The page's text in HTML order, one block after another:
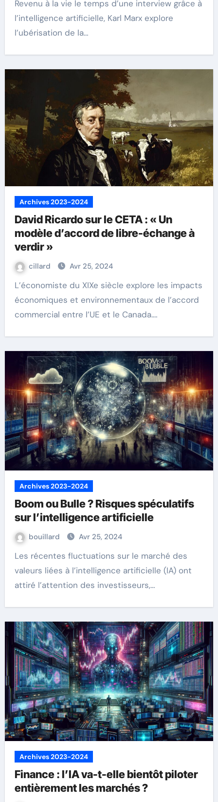
Revenu à la vie le temps d’une interview grâce à
l’intelligence artificielle, Karl Marx explore
l’ubérisation de la…
Archives 2023-2024
David Ricardo sur le CETA : « Un
modèle d’accord de libre-échange à
verdir »
cillard Avr 25, 2024
L’économiste du XIXe siècle explore les impacts
économiques et environnementaux de l’accord
commercial entre l’UE et le Canada.…
Archives 2023-2024
Boom ou Bulle ? Risques spéculatifs
sur l’intelligence artificielle
bouillard Avr 25, 2024
Les récentes fluctuations sur le marché des
valeurs liées à l’intelligence artificielle (IA) ont
attiré l’attention des investisseurs,…
Archives 2023-2024
Finance : l’IA va-t-elle bientôt piloter
entièrement les marchés ?